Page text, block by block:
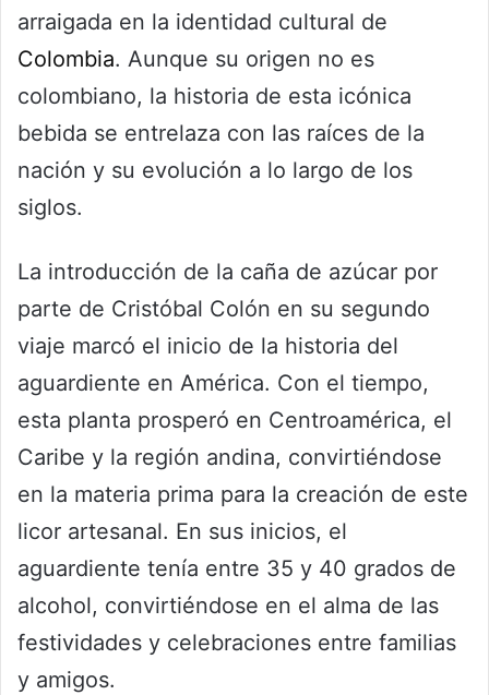
arraigada en la identidad cultural de
Colombia. Aunque su origen no es
colombiano, la historia de esta icónica
bebida se entrelaza con las raíces de la
nación y su evolución a lo largo de los
siglos.
La introducción de la caña de azúcar por
parte de Cristóbal Colón en su segundo
viaje marcó el inicio de la historia del
aguardiente en América. Con el tiempo,
esta planta prosperó en Centroamérica, el
Caribe y la región andina, convirtiéndose
en la materia prima para la creación de este
licor artesanal. En sus inicios, el
aguardiente tenía entre 35 y 40 grados de
alcohol, convirtiéndose en el alma de las
festividades y celebraciones entre familias
y amigos.